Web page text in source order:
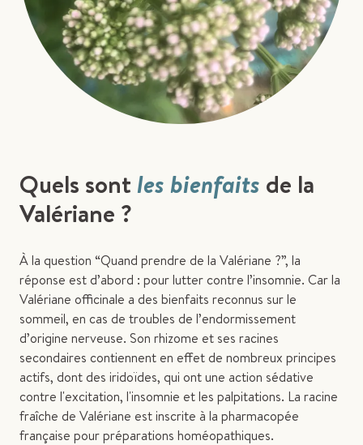
Quels sont les bienfaits de la
Valériane ?
À la question “Quand prendre de la Valériane ?”, la
réponse est d’abord : pour lutter contre l’insomnie. Car la
Valériane officinale a des bienfaits reconnus sur le
sommeil, en cas de troubles de l’endormissement
d’origine nerveuse. Son rhizome et ses racines
secondaires contiennent en effet de nombreux principes
actifs, dont des iridoïdes, qui ont une action sédative
contre l'excitation, l'insomnie et les palpitations. La racine
fraîche de Valériane est inscrite à la pharmacopée
française pour préparations homéopathiques.